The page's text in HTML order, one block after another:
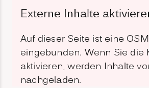
Externe Inhalte
Auf dieser Seite ist eine
eingebunden. Wenn Sie die
aktivieren, werden Inhalte
nachgeladen.